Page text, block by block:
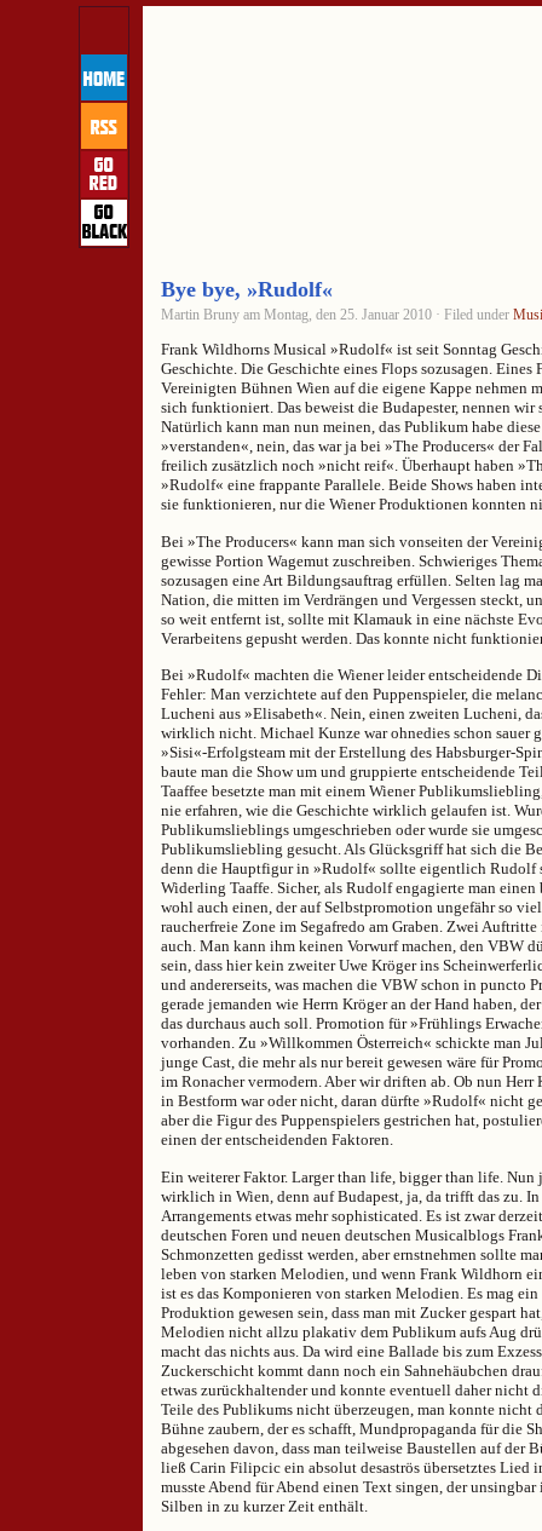
Bye bye, »Rudolf«
Martin Bruny am Montag, den 25. Januar 2010 · Filed under
Frank Wildhorns Musical »Rudolf« ist seit Sonntag
Geschichte. Die Geschichte eines Flops sozusagen. Eines
Vereinigten Bühnen Wien auf die eigene Kappe nehmen
sich funktioniert. Das beweist die Budapester, nennen
Natürlich kann man nun meinen, das Publikum habe
»verstanden«, nein, das war ja bei »The Producers« der
freilich zusätzlich noch »nicht reif«. Überhaupt haben
»Rudolf« eine frappante Parallele. Beide Shows haben
sie funktionieren, nur die Wiener Produktionen konnten
Bei »The Producers« kann man sich vonseiten der
gewisse Portion Wagemut zuschreiben. Schwieriges
sozusagen eine Art Bildungsauftrag erfüllen. Selten lag
Nation, die mitten im Verdrängen und Vergessen steckt,
so weit entfernt ist, sollte mit Klamauk in eine nächste
Verarbeitens gepusht werden. Das konnte nicht
Bei »Rudolf« machten die Wiener leider entscheidende
Fehler: Man verzichtete auf den Puppenspieler, die
Lucheni aus »Elisabeth«. Nein, einen zweiten Lucheni,
wirklich nicht. Michael Kunze war ohnedies schon sauer
»Sisi«-Erfolgsteam mit der Erstellung des Habsburger-
baute man die Show um und gruppierte entscheidende
Taaffee besetzte man mit einem Wiener
nie erfahren, wie die Geschichte wirklich gelaufen ist.
Publikumslieblings umgeschrieben oder wurde sie
Publikumsliebling gesucht. Als Glücksgriff hat sich die
denn die Hauptfigur in »Rudolf« sollte eigentlich Rudolf
Widerling Taaffe. Sicher, als Rudolf engagierte man einen
wohl auch einen, der auf Selbstpromotion ungefähr so
raucherfreie Zone im Segafredo am Graben. Zwei Auftritte
auch. Man kann ihm keinen Vorwurf machen, den VBW
sein, dass hier kein zweiter Uwe Kröger ins
und andererseits, was machen die VBW schon in puncto
gerade jemanden wie Herrn Kröger an der Hand haben,
das durchaus auch soll. Promotion für »Frühlings
vorhanden. Zu »Willkommen Österreich« schickte man
junge Cast, die mehr als nur bereit gewesen wäre für
im Ronacher vermodern. Aber wir driften ab. Ob nun
in Bestform war oder nicht, daran dürfte »Rudolf« nicht
aber die Figur des Puppenspielers gestrichen hat,
einen der entscheidenden Faktoren.
Ein weiterer Faktor. Larger than life, bigger than life.
wirklich in Wien, denn auf Budapest, ja, da trifft das zu.
Arrangements etwas mehr sophisticated. Es ist zwar
deutschen Foren und neuen deutschen Musicalblogs
Schmonzetten gedisst werden, aber ernstnehmen sollte
leben von starken Melodien, und wenn Frank Wildhorn
ist es das Komponieren von starken Melodien. Es mag ein
Produktion gewesen sein, dass man mit Zucker gespart
Melodien nicht allzu plakativ dem Publikum aufs Aug
macht das nichts aus. Da wird eine Ballade bis zum
Zuckerschicht kommt dann noch ein Sahnehäubchen
etwas zurückhaltender und konnte eventuell daher nicht
Teile des Publikums nicht überzeugen, man konnte nicht
Bühne zaubern, der es schafft, Mundpropaganda für die
abgesehen davon, dass man teilweise Baustellen auf der
ließ Carin Filipcic ein absolut desaströs übersetztes Lied
musste Abend für Abend einen Text singen, der
Silben in zu kurzer Zeit enthält.